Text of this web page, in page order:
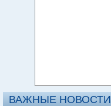
ВАЖНЫЕ НОВОСТИ